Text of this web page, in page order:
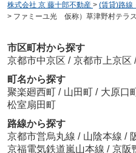
株式会社 京 藤十郎不動産 > (賃貸)路線
> ファミーユ光 仮称）草津野村テラ
市区町村から探す
京都市中京区 / 京都市上京区 /
町名から探す
聚楽廻西町 / 山田町 / 大原口
松室扇田町
路線から探す
京都市営烏丸線 / 山陰本線 /
京福電気鉄道嵐山本線 / 京阪